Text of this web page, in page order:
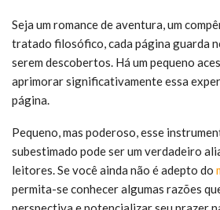
Seja um romance de aventura, um
tratado filosófico, cada página guarda
serem descobertos. Há um pequeno
aprimorar significativamente essa
página.
Pequeno, mas poderoso, esse
subestimado pode ser um verdadeiro
leitores. Se você ainda não é adepto do
permita-se conhecer algumas razões